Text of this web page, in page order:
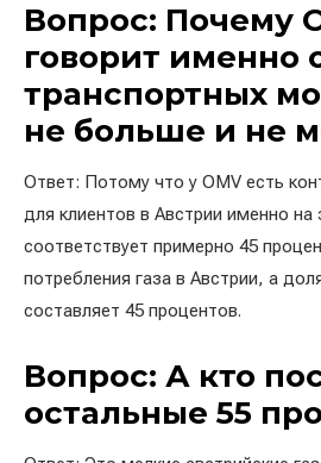
Вопрос: Почему
говорит именно
транспортных
не больше и не
Ответ: Потому что у OMV есть
для клиентов в Австрии именно на
соответствует примерно 45
потребления газа в Австрии, а
составляет 45 процентов.
Вопрос: А кто
остальные 55